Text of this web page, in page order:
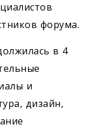
форума.
в 4
и
дизайн,